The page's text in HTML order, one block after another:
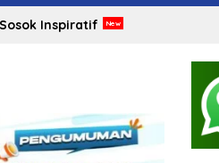
Sosok Inspiratif